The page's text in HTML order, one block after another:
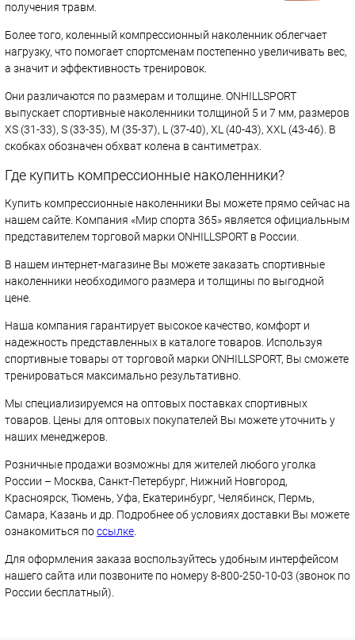
получения травм.
Более того, коленный компрессионный наколенник облегчает
нагрузку, что помогает спортсменам постепенно увеличивать вес,
а значит и эффективность тренировок.
Они различаются по размерам и толщине. ONHILLSPORT
выпускает спортивные наколенники толщиной 5 и 7 мм, размеров
XS (31-33), S (33-35), M (35-37), L (37-40), XL (40-43), XXL (43-46). В
скобках обозначен обхват колена в сантиметрах.
Где купить компрессионные наколенники?
Купить компрессионные наколенники Вы можете прямо сейчас на
нашем сайте. Компания «Мир спорта 365» является официальным
представителем торговой марки ONHILLSPORT в России.
В нашем интернет-магазине Вы можете заказать спортивные
наколенники необходимого размера и толщины по выгодной
цене.
Наша компания гарантирует высокое качество, комфорт и
надежность представленных в каталоге товаров. Используя
спортивные товары от торговой марки ONHILLSPORT, Вы сможете
тренироваться максимально результативно.
Мы специализируемся на оптовых поставках спортивных
товаров. Цены для оптовых покупателей Вы можете уточнить у
наших менеджеров.
Розничные продажи возможны для жителей любого уголка
России – Москва, Санкт-Петербург, Нижний Новгород,
Красноярск, Тюмень, Уфа, Екатеринбург, Челябинск, Пермь,
Самара, Казань и др. Подробнее об условиях доставки Вы можете
ознакомиться поссылке
Для оформления заказа воспользуйтесь удобным интерфейсом
нашего сайта или позвоните по номеру 8-800-250-10-03 (звонок по
России бесплатный).